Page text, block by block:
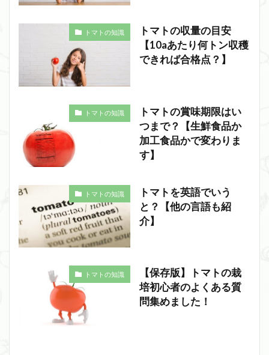
トマトの知識
トマトの収量の目安
【10aあたり何トン収穫
できれば合格点？】
トマトの知識
トマトの賞味期限はい
つまで？【生鮮食品か
加工食品かで変わりま
す】
トマトの知識
トマトを英語でいう
と？【他の言語も紹
介】
トマトの知識
【保存版】トマトの栽
培初心者のよくある質
問集めました！